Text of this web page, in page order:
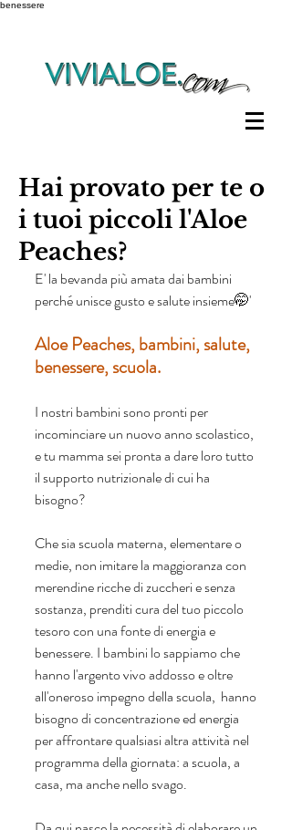
benessere
Hai provato per te o
i tuoi piccoli l'Aloe
Peaches?
E' la bevanda più amata dai bambini
perché unisce gusto e salute insieme🤭'
Aloe Peaches, bambini, salute,
benessere, scuola.
I nostri bambini sono pronti per
incominciare un nuovo anno scolastico,
e tu mamma sei pronta a dare loro tutto
il supporto nutrizionale di cui ha
bisogno?
Che sia scuola materna, elementare o
medie, non imitare la maggioranza con
merendine ricche di zuccheri e senza
sostanza, prenditi cura del tuo piccolo
tesoro con una fonte di energia e
benessere. I bambini lo sappiamo che
hanno l'argento vivo addosso e oltre
all'oneroso impegno della scuola,  hanno
bisogno di concentrazione ed energia
per affrontare qualsiasi altra attività nel
programma della giornata: a scuola, a
casa, ma anche nello svago.